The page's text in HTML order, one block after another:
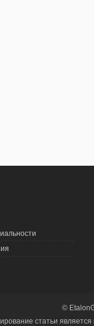
©
статьи